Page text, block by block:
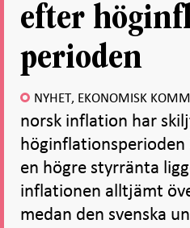
efter
perioden
NYHET, EKONOMISK
norsk inflation har
en högre styrränta
inflationen alltjämt
medan den svenska